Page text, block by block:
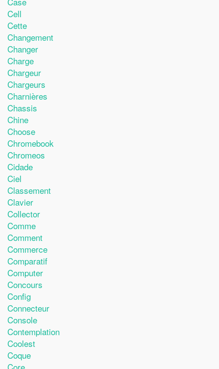
Cell
Cette
Changement
Changer
Charge
Chargeur
Chargeurs
Charnières
Chassis
Chine
Choose
Chromebook
Chromeos
Cidade
Ciel
Classement
Clavier
Collector
Comme
Comment
Commerce
Comparatif
Computer
Concours
Config
Connecteur
Console
Contemplation
Coolest
Coque